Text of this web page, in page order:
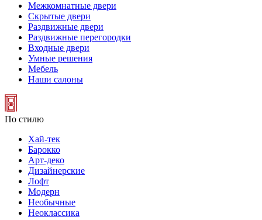
Межкомнатные двери
Скрытые двери
Раздвижные двери
Раздвижные перегородки
Входные двери
Умные решения
Мебель
Наши салоны
По стилю
Хай-тек
Барокко
Арт-деко
Дизайнерские
Лофт
Модерн
Необычные
Неоклассика